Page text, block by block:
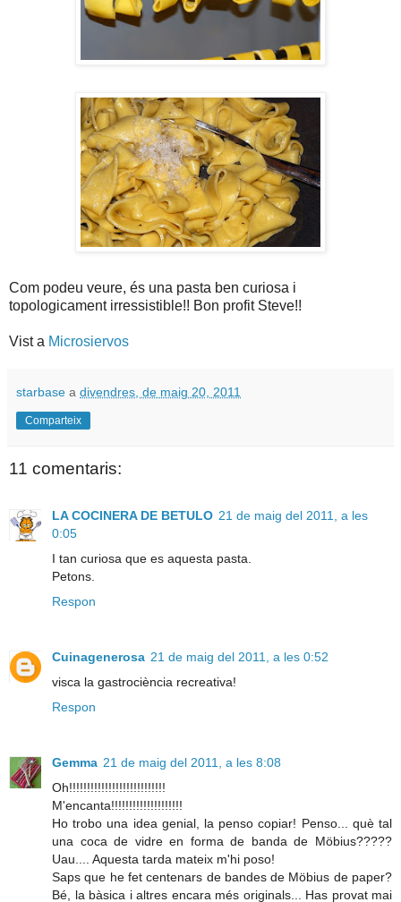
Com podeu veure, és una pasta ben curiosa i
topologicament irressistible!! Bon profit Steve!!
Vist a Microsiervos
starbase a divendres, de maig 20, 2011
Comparteix
11 comentaris:
LA COCINERA DE BETULO 21 de maig del 2011, a les
0:05
I tan curiosa que es aquesta pasta.
Petons.
Respon
Cuinagenerosa 21 de maig del 2011, a les 0:52
visca la gastrociència recreativa!
Respon
Gemma 21 de maig del 2011, a les 8:08
Oh!!!!!!!!!!!!!!!!!!!!!!!!!!!
M'encanta!!!!!!!!!!!!!!!!!!!!
Ho trobo una idea genial, la penso copiar! Penso... què tal
una coca de vidre en forma de banda de Möbius?????
Uau.... Aquesta tarda mateix m'hi poso!
Saps que he fet centenars de bandes de Möbius de paper?
Bé, la bàsica i altres encara més originals... Has provat mai